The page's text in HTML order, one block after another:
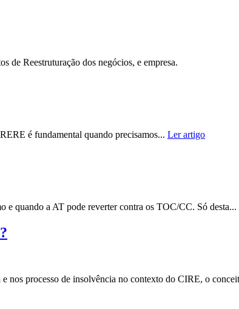
de Reestruturação dos negócios, e empresa.
é fundamental quando precisamos... Ler artigo
e quando a AT pode reverter contra os TOC/CC. Só desta...
processo de insolvência no contexto do CIRE, o